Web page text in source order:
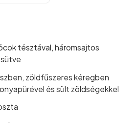
tésztával, háromsajtos
zöldfűszeres kéregben
és sült zöldségekkel